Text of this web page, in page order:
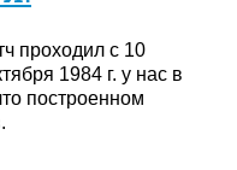
проходил с 10
1984 г. у нас в
построенном